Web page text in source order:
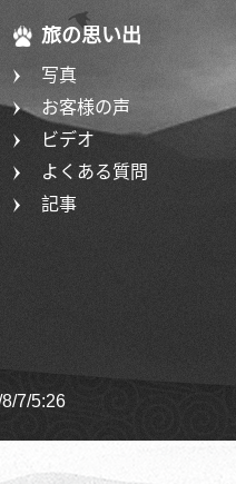
旅の思い出
写真
お客様の声
ビデオ
よくある質問
記事
7/5:26